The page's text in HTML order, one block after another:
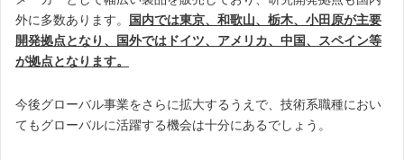
外に多数あります。
国内では東京、和歌山、栃木、小田原が主要
開発拠点となり、国外ではドイツ、アメリカ、中国、スペイン等
が拠点となります。
今後グローバル事業をさらに拡大するうえで、技術系職種におい
てもグローバルに活躍する機会は十分にあるでしょう。